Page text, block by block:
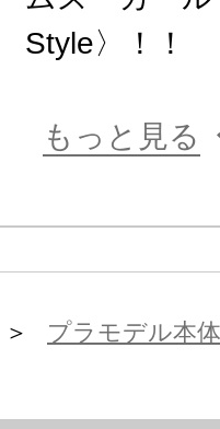
なM.S.Gウェ
ーズの武器、
確保されてお
装されており
身で組み立て
Style〉！！
もっと見る
＞ プラモデル本体